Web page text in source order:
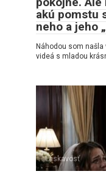
akú pomstu
neho a jeho
Náhodou som
videá s mladou
Láskavosť